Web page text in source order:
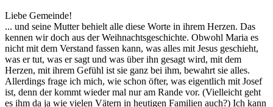
Liebe Gemeinde!
... und seine Mutter behielt alle diese Worte in ihrem Herzen. Das
kennen wir doch aus der Weihnachtsgeschichte. Obwohl Maria es
nicht mit dem Verstand fassen kann, was alles mit Jesus geschieht,
was er tut, was er sagt und was über ihn gesagt wird, mit dem
Herzen, mit ihrem Gefühl ist sie ganz bei ihm, bewahrt sie alles.
Allerdings frage ich mich, wie schon öfter, was eigentlich mit Josef
ist, denn der kommt wieder mal nur am Rande vor. (Vielleicht geht
es ihm da ja wie vielen Vätern in heutigen Familien auch?) Ich kann